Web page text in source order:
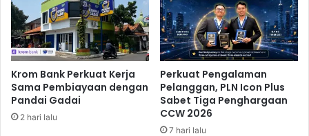
r
a
k
h
i
r
i
s
i
a
i
f
n
Krom Bank Perkuat Kerja
Sama Pembiayaan dengan
Pandai Gadai
2 hari lalu
Perkuat Pengalaman
Pelanggan, PLN Icon Plus
Sabet Tiga Penghargaan
CCW 2026
7 hari lalu